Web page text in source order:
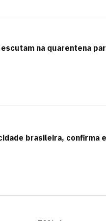
na quarentena
brasileira, confirma